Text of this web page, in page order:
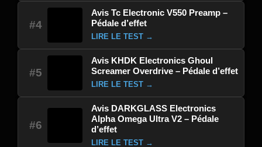
#4
Avis Tc Electronic V550 Preamp –
Pédale d’effet
LIRE LE TEST →
#5
Avis KHDK Electronics Ghoul
Screamer Overdrive – Pédale d’effet
LIRE LE TEST →
#6
Avis DARKGLASS Electronics
Alpha Omega Ultra V2 – Pédale
d’effet
LIRE LE TEST →